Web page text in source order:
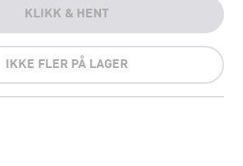
KLIKK & HENT
IKKE FLER PÅ LAGER